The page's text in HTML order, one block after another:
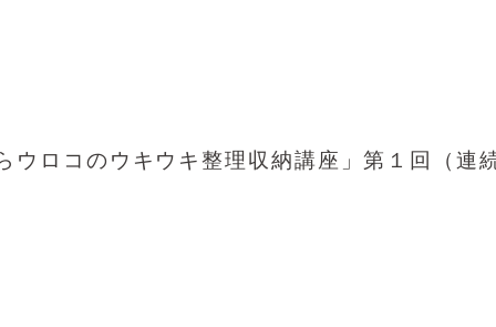
ウロコのウキウキ整理収納講座」第１回（連